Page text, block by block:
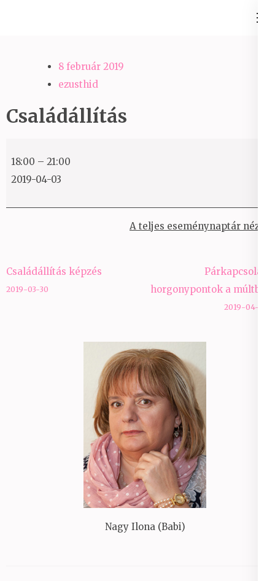
8 február 2019
ezusthid
Családállítás
18:00 – 21:00
2019-04-03
A teljes eseménynaptár nézet
Bejegyzés
navigáció
Családállítás képzés
2019-03-30
Párkapcsolati
horgonypontok a múltból
2019-04-04
Nagy Ilona (Babi)